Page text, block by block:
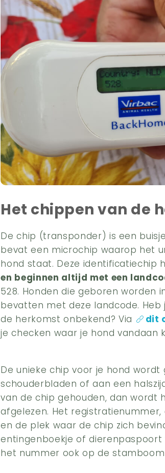
Het chippen van de
De chip (transponder) is een
bevat een microchip waarop het
hond staat. Deze identificatiechip
en beginnen altijd met een
528. Honden die geboren worden
bevatten met deze landcode.
de herkomst onbekend? Via
dit
je checken waar je hond vandaan
De unieke chip voor je hond
schouderbladen of aan een
van de chip gehouden, dan
afgelezen. Het
en de plek waar de chip zich
entingenboekje of dierenpaspoort
het nummer ook op de